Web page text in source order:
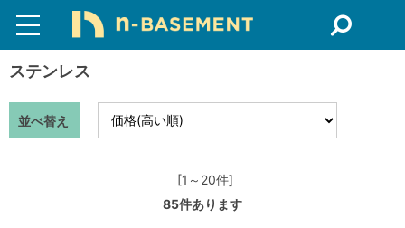
ステンレス
並べ替え
[1～20件]
85件あります